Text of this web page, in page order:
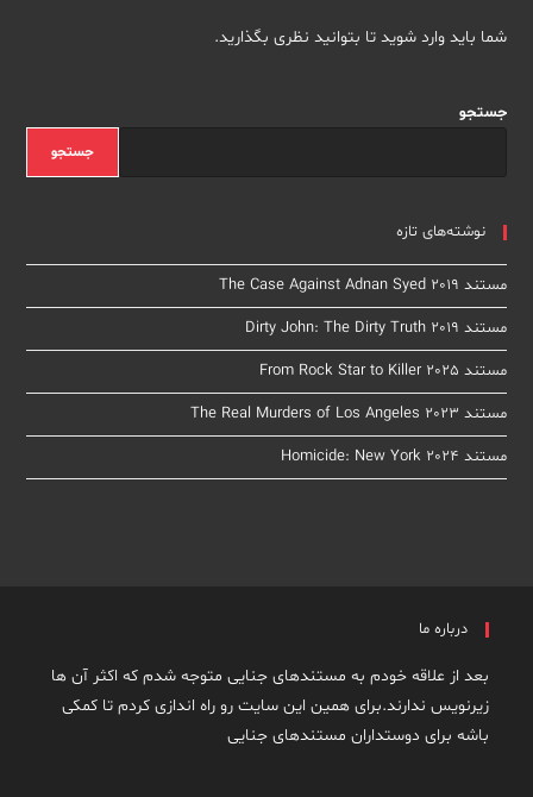
شما بایدوارد شویدتا بتوانید نظری بگذارید.
جستجو
جستجو
نوشته‌های تازه
مستند The Case Against Adnan Syed 2019
مستند Dirty John: The Dirty Truth 2019
مستند From Rock Star to Killer 2025
مستند The Real Murders of Los Angeles 2023
مستند Homicide: New York 2024
درباره ما
بعد از علاقه خودم به مستندهای جنایی متوجه شدم که اکثر آن ها
زیرنویس ندارند.برای همین این سایت رو راه اندازی کردم تا کمکی
باشه برای دوستداران مستندهای جنایی